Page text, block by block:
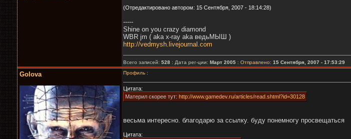
(Отредактировано автором: 15 Сентября, 2007 - 18:14:28)
-----
Shine on you crazy diamond
WBR jm ( aka x-ray aka ведьМЫШ )
http://vedmysh.livejournal.com
Всего записей: 528 : Дата рег-ции: Март 2005 : Отправлено: 15 Сентября, 2007 - 17:53:29
Golova Профиль :
Цитата:
Материл скорее тут: http://www.gamedev.ru/articles/read.shtml?id=30128
весьма интересно. благодарю за ссылку. буду понемногу просвещаться
Цитата: